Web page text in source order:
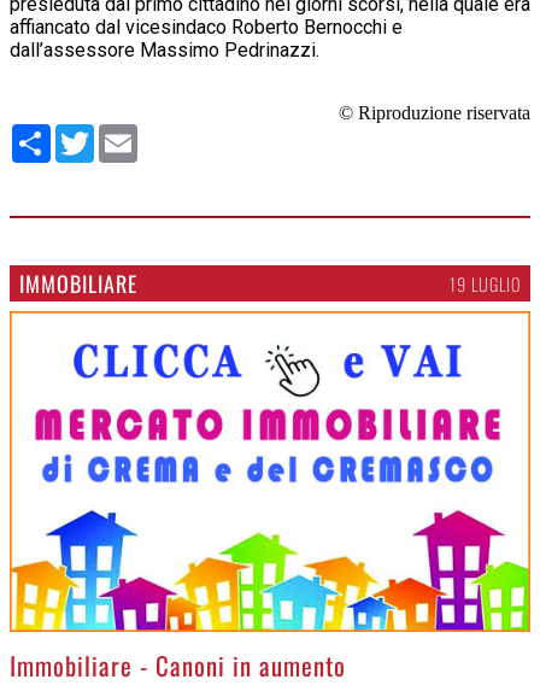
affiancato dal vicesindaco Roberto Bernocchi e
dall’assessore Massimo Pedrinazzi.
© Riproduzione riservata
Condividi
Twitter
IMMOBILIARE 19 LUGLIO
>Immobiliare - Canoni in aumento